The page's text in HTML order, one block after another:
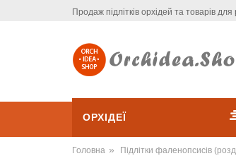
Продаж підлітків орхідей та товарів
ОРХІДЕЇ
Головна » Підлітки фаленопсисів